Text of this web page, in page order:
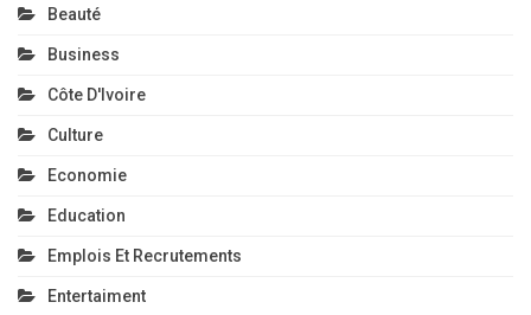
Beauté
Business
Côte D'Ivoire
Culture
Economie
Education
Emplois Et Recrutements
Entertaiment